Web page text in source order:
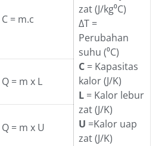
zat (J/kg⁰C)
ΔT =
Perubahan
suhu (⁰C)
C = Kapasitas
kalor (J/K)
L = Kalor lebur
zat (J/K)
U =Kalor uap
zat (J/K)
C = m.c
Q = m x L
Q = m x U